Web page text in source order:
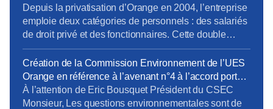
emploie deux catégories de personnels […]
Depuis la privatisation d’Orange en 2004, l’entreprise
emploie deux catégories de personnels : des salariés
de droit privé et des fonctionnaires. Cette double
composante rend nécessaire une distinction claire
des périmètres électoraux, notamment pour
déterminer la représentativité syndicale au regard de
la convention collective des télécommunications. Or,
à l’issue des élections professionnelles de novembre
Création de la Commission Environnement de l’UES
Orange en référence à l’avenant n°4 à l’accord portant
sur le dialogue social au sein de l’UES Orange _
document du 24 octobre 2023
À l’attention de Eric Bousquet Président du CSEC
Monsieur, Les questions environnementales sont de